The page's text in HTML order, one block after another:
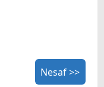
Nesaf >>